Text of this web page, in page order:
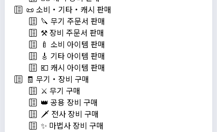
📜 소비・기타・캐시 판매
🔪 무기 주문서 판매
⚒️ 장비 주문서 판매
🍼 소비 아이템 판매
🎸 기타 아이템 판매
💶 캐시 아이템 판매
🧾 무기・장비 구매
⚔️ 무기 구매
👑 공용 장비 구매
🗡️ 전사 장비 구매
✨ 마법사 장비 구매